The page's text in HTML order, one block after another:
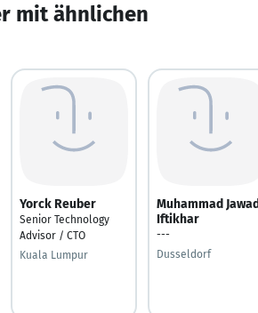
mit ähnlichen
Yorck Reuber
Senior Technology
Advisor / CTO
Kuala Lumpur
Muhammad
Iftikhar
---
Dusseldorf